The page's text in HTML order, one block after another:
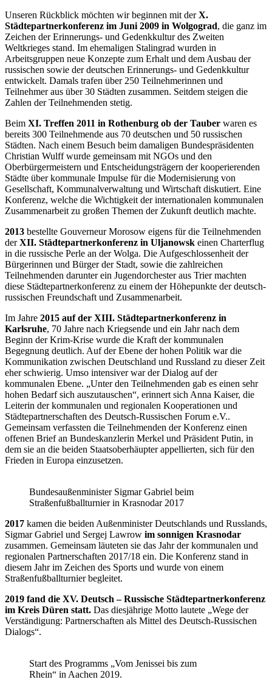
Unseren Rückblick möchten wir beginnen mit derX.
Städtepartnerkonferenz im Juni 2009 in Wolgograd, die ganz im
Zeichen der Erinnerungs- und Gedenkkultur des Zweiten
Weltkrieges stand. Im ehemaligen Stalingrad wurden in
Arbeitsgruppen neue Konzepte zum Erhalt und dem Ausbau der
russischen sowie der deutschen Erinnerungs- und Gedenkkultur
entwickelt. Damals trafen über 250 Teilnehmerinnen und
Teilnehmer aus über 30 Städten zusammen. Seitdem steigen die
Zahlen der Teilnehmenden stetig.
Beim XI. Treffen 2011 in Rothenburg ob der Tauber waren es
bereits 300 Teilnehmende aus 70 deutschen und 50 russischen
Städten. Nach einem Besuch beim damaligen Bundespräsidenten
Christian Wulff wurde gemeinsam mit NGOs und den
Oberbürgermeistern und Entscheidungsträgern der kooperierenden
Städte über kommunale Impulse für die Modernisierung von
Gesellschaft, Kommunalverwaltung und Wirtschaft diskutiert. Eine
Konferenz, welche die Wichtigkeit der internationalen kommunalen
Zusammenarbeit zu großen Themen der Zukunft deutlich machte.
2013 bestellte Gouverneur Morosow eigens für die Teilnehmenden
derXII. Städtepartnerkonferenz in Uljanowsk einen Charterflug
in die russische Perle an der Wolga. Die Aufgeschlossenheit der
Bürgerinnen und Bürger der Stadt, sowie die zahlreichen
Teilnehmenden darunter ein Jugendorchester aus Trier machten
diese Städtepartnerkonferenz zu einem der Höhepunkte der deutsch-
russischen Freundschaft und Zusammenarbeit.
Im Jahre 2015 auf der XIII. Städtepartnerkonferenz in
Karlsruhe, 70 Jahre nach Kriegsende und ein Jahr nach dem
Beginn der Krim-Krise wurde die Kraft der kommunalen
Begegnung deutlich. Auf der Ebene der hohen Politik war die
Kommunikation zwischen Deutschland und Russland zu dieser Zeit
eher schwierig. Umso intensiver war der Dialog auf der
kommunalen Ebene. „Unter den Teilnehmenden gab es einen sehr
hohen Bedarf sich auszutauschen“, erinnert sich Anna Kaiser, die
Leiterin der kommunalen und regionalen Kooperationen und
Städtepartnerschaften des Deutsch-Russischen Forum e.V..
Gemeinsam verfassten die Teilnehmenden der Konferenz einen
offenen Brief an Bundeskanzlerin Merkel und Präsident Putin, in
dem sie an die beiden Staatsoberhäupter appellierten, sich für den
Frieden in Europa einzusetzen.
Bundesaußenminister Sigmar Gabriel beim
Straßenfußballturnier in Krasnodar 2017
2017 kamen die beiden Außenminister Deutschlands und Russlands,
Sigmar Gabriel und Sergej Lawrow im sonnigen Krasnodar
zusammen. Gemeinsam läuteten sie das Jahr der kommunalen und
regionalen Partnerschaften 2017/18 ein. Die Konferenz stand in
diesem Jahr im Zeichen des Sports und wurde von einem
Straßenfußballturnier begleitet.
2019 fand die XV. Deutsch – Russische Städtepartnerkonferenz
im Kreis Düren statt. Das diesjährige Motto lautete „Wege der
Verständigung: Partnerschaften als Mittel des Deutsch-Russischen
Dialogs“.
Start des Programms „Vom Jenissei bis zum
Rhein“ in Aachen 2019.